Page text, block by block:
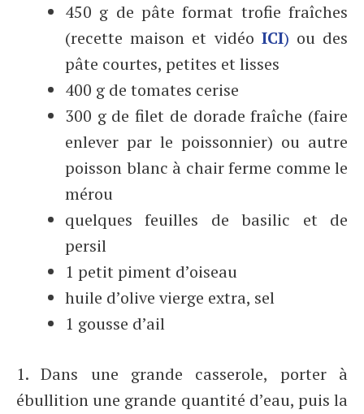
450 g de pâte format trofie fraîches
(recette maison et vidéo ICI) ou des
pâte courtes, petites et lisses
400 g de tomates cerise
300 g de filet de dorade fraîche (faire
enlever par le poissonnier) ou autre
poisson blanc à chair ferme comme le
mérou
quelques feuilles de basilic et de
persil
1 petit piment d’oiseau
huile d’olive vierge extra, sel
1 gousse d’ail
1. Dans une grande casserole, porter à
ébullition une grande quantité d’eau, puis la